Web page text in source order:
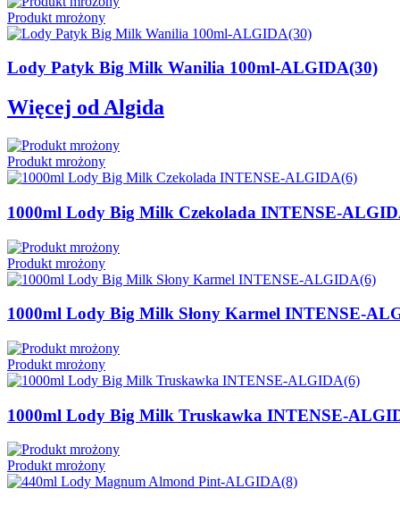
Produkt mrożony
Lody Patyk Big Milk Wanilia 100ml-ALGIDA(30)
Więcej od Algida
Produkt mrożony
1000ml Lody Big Milk Czekolada INTENSE-
Produkt mrożony
1000ml Lody Big Milk Słony Karmel INTENSE-
Produkt mrożony
1000ml Lody Big Milk Truskawka INTENSE-
Produkt mrożony